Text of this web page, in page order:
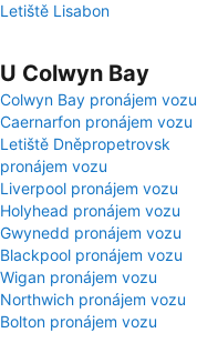
Letiště Lisabon
U Colwyn Bay
Colwyn Bay pronájem vozu
Caernarfon pronájem vozu
Letiště Dněpropetrovsk
pronájem vozu
Liverpool pronájem vozu
Holyhead pronájem vozu
Gwynedd pronájem vozu
Blackpool pronájem vozu
Wigan pronájem vozu
Northwich pronájem vozu
Bolton pronájem vozu